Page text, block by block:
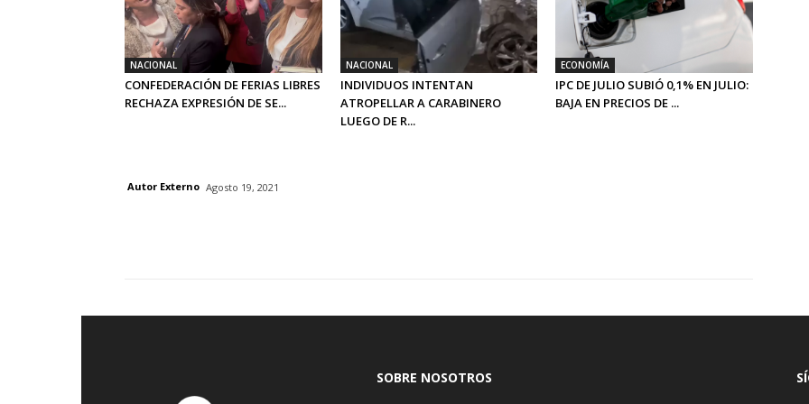
NACIONAL
CONFEDERACIÓN DE FERIAS LIBRES
RECHAZA EXPRESIÓN DE SE...
NACIONAL
INDIVIDUOS INTENTAN
ATROPELLAR A CARABINERO
LUEGO DE R...
ECONOMÍA
IPC DE JULIO SUBIÓ 0,1% EN JULIO:
BAJA EN PRECIOS DE ...
Autor Externo Agosto 19, 2021
SOBRE NOSOTROS